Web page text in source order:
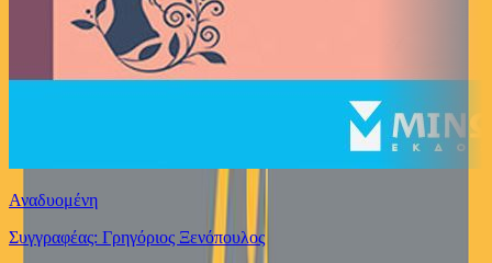
Αναδυομένη
Συγγραφέας: Γρηγόριος Ξενόπουλος